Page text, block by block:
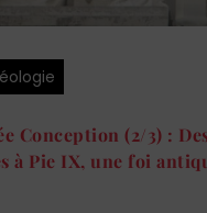
Conception (2/3) :
à Pie IX, une foi